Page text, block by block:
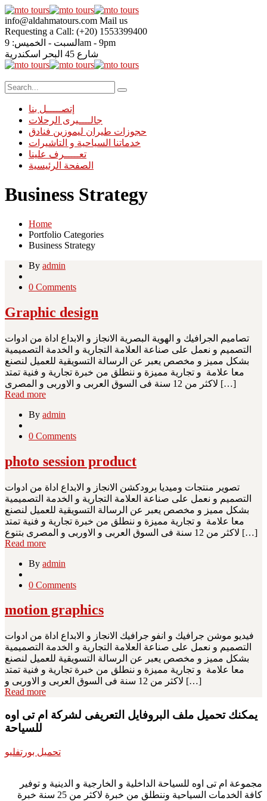
info@aldahmatours.com Mail us
Requesting a Call: (+20) 1553399400
السبت - الخميس: 9am - 9pm
شارع 45 البحر
اسكندرية
إتصـــــل بنا
جالــــيرى الرحلات
حجوزات طيران ليموزين فنادق
خدماتنا السياحية و التاشيرات
تعـــــرف علينا
الصفحة الرئيسية
Business Strategy
Home
Portfolio Categories
Business Strategy
By admin
0 Comments
Graphic design
تصاميم الجرافيك و الهوية البصرية الانجاز و الابداع اداة من ادوات
التصميم و نعمل على صناعة العلامة التجارية و الخدمة التصميمية
بشكل مميز و مخصص يعبر عن الرسالة التسويقية للعميل لنصنع
معا علامة و تجارية مميزة و ننطلق من خبرة تجارية و فنية تمتد
لاكثر من 12 سنة فى السوق العربى و الاوربى و المصرى […]
Read more
By admin
0 Comments
photo session product
تصوير منتجات وميديا برودكشن الانجاز و الابداع اداة من ادوات
التصميم و نعمل على صناعة العلامة التجارية و الخدمة التصميمية
بشكل مميز و مخصص يعبر عن الرسالة التسويقية للعميل لنصنع
معا علامة و تجارية مميزة و ننطلق من خبرة تجارية و فنية تمتد
لاكثر من 12 سنة فى السوق العربى و الاوربى و المصرى بتنوع […]
Read more
By admin
0 Comments
motion graphics
فيديو موشن جرافيك و انفو جرافيك الانجاز و الابداع اداة من ادوات
التصميم و نعمل على صناعة العلامة التجارية و الخدمة التصميمية
بشكل مميز و مخصص يعبر عن الرسالة التسويقية للعميل لنصنع
معا علامة و تجارية مميزة و ننطلق من خبرة تجارية و فنية تمتد
لاكثر من 12 سنة فى السوق العربى و الاوربى و […]
Read more
يمكنك تحميل ملف البروفايل التعريفى لشركة ام تى اوه
للسياحة
تحميل بورتفليو
مجموعة ام تى اوه للسياحة الداخلية و الخارجية و الدينية و توفير
كافة الخدمات السياحية وننطلق من خبرة لاكثر من 25 سنة خبرة